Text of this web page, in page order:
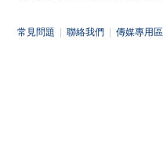
常見問題 聯絡我們 傳媒專用區